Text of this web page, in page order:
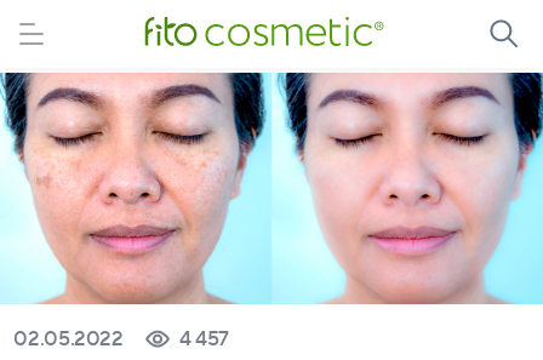
02.05.2022 4 457